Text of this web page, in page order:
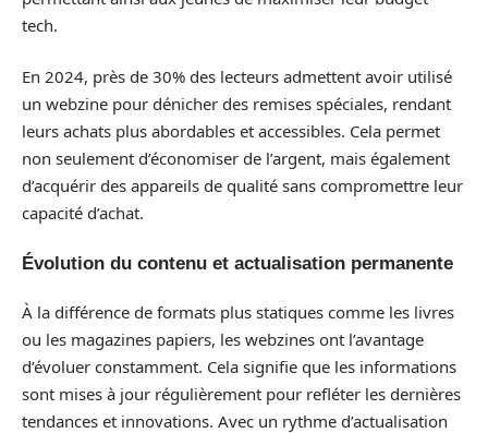
tech.
En 2024, près de 30% des lecteurs admettent avoir utilisé
un webzine pour dénicher des remises spéciales, rendant
leurs achats plus abordables et accessibles. Cela permet
non seulement d’économiser de l’argent, mais également
d’acquérir des appareils de qualité sans compromettre leur
capacité d’achat.
Évolution du contenu et actualisation permanente
À la différence de formats plus statiques comme les livres
ou les magazines papiers, les webzines ont l’avantage
d’évoluer constamment. Cela signifie que les informations
sont mises à jour régulièrement pour refléter les dernières
tendances et innovations. Avec un rythme d’actualisation